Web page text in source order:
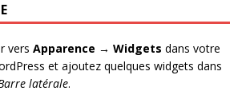
vers Apparence → Widgets dans votre
et ajoutez quelques widgets dans
latérale.